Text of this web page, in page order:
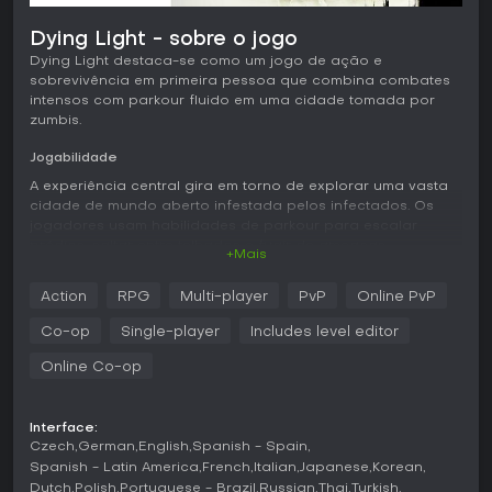
Dying Light - sobre o jogo
Dying Light destaca-se como um jogo de ação e
sobrevivência em primeira pessoa que combina combates
intensos com parkour fluido em uma cidade tomada por
zumbis.
Jogabilidade
A experiência central gira em torno de explorar uma vasta
cidade de mundo aberto infestada pelos infectados. Os
personalizadas, permitindo lutas brutais em curta distância
contra hordas de inimigos. Um mecanismo essencial é o
suprimentos, enquanto a noite desperta infectados mais
para virar o jogo nas batalhas.
Os aspectos de sobrevivência envolvem gerenciar recursos
para manter saúde e stamina, enquanto a progressão
+Mais
Action RPG Multi-player PvP Online PvP
Co-op Single-player Includes level editor
Online Co-op
Interface:
Czech German English Spanish - Spain
Spanish - Latin America French Italian Japanese Korean
Dutch Polish Portuguese - Brazil Russian Thai Turkish